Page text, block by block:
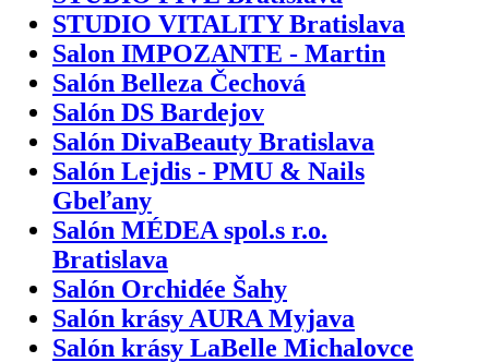
STUDIO VITALITY Bratislava
Salon IMPOZANTE - Martin
Salón Belleza Čechová
Salón DS Bardejov
Salón DivaBeauty Bratislava
Salón Lejdis - PMU & Nails
Gbeľany
Salón MÉDEA spol.s r.o.
Bratislava
Salón Orchidée Šahy
Salón krásy AURA Myjava
Salón krásy LaBelle Michalovce